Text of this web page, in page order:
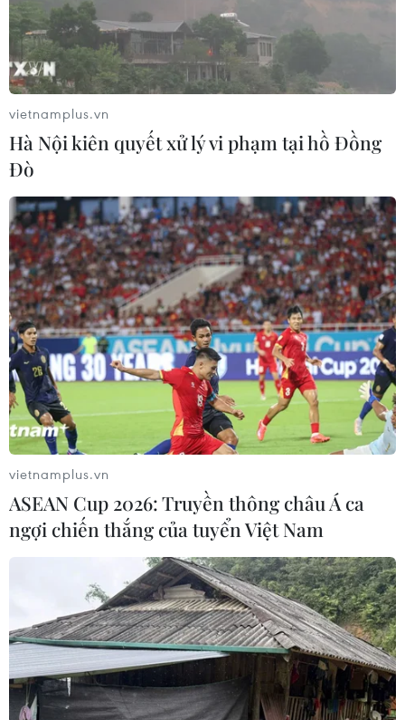
vietnamplus.vn
Hà Nội kiên quyết xử lý vi phạm tại hồ Đồng
Đò
vietnamplus.vn
ASEAN Cup 2026: Truyền thông châu Á ca
ngợi chiến thắng của tuyển Việt Nam